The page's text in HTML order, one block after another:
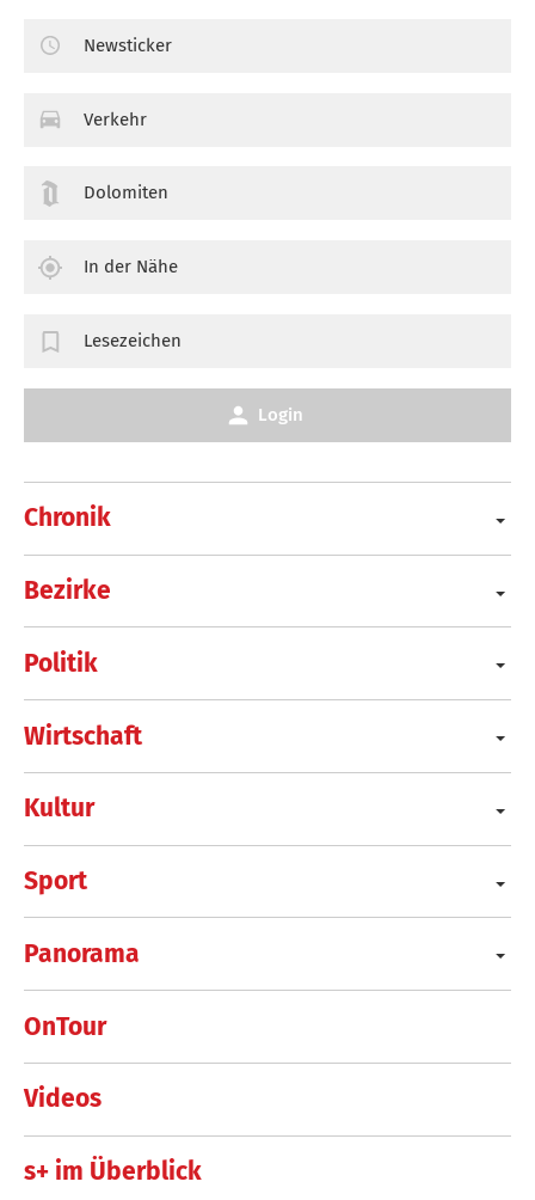
Chronik
Bezirke
Politik
Wirtschaft
Kultur
Sport
Panorama
OnTour
Videos
s+ im Überblick
Newsticker
Verkehr
Dolomiten
In der Nähe
Lesezeichen
Login